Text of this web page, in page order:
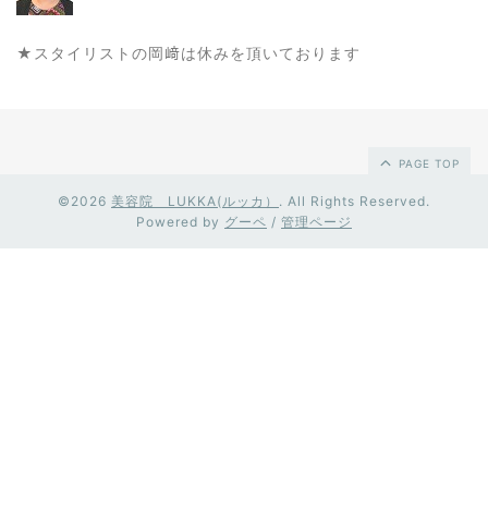
★スタイリストの岡﨑は休みを頂いております
PAGE TOP
©2026 美容院 LUKKA(ルッカ） . All Rights Reserved.
Powered by グーペ / 管理ページ